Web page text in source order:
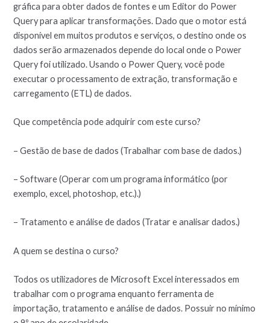
gráfica para obter dados de fontes e um Editor do Power
Query para aplicar transformações. Dado que o motor está
disponível em muitos produtos e serviços, o destino onde os
dados serão armazenados depende do local onde o Power
Query foi utilizado. Usando o Power Query, você pode
executar o processamento de extração, transformação e
carregamento (ETL) de dados.
Que competência pode adquirir com este curso?
– Gestão de base de dados (Trabalhar com base de dados.)
– Software (Operar com um programa informático (por
exemplo, excel, photoshop, etc.).)
– Tratamento e análise de dados (Tratar e analisar dados.)
A quem se destina o curso?
Todos os utilizadores de Microsoft Excel interessados em
trabalhar com o programa enquanto ferramenta de
importação, tratamento e análise de dados. Possuir no mínimo